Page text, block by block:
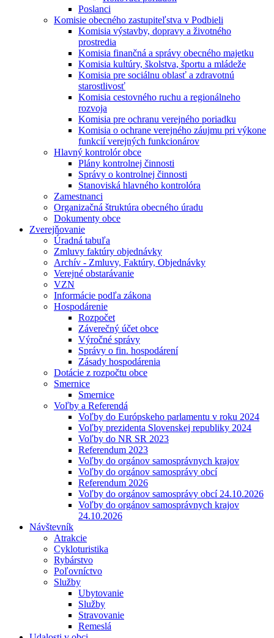
Poslanci
Komisie obecného zastupiteľstva v Podbieli
Komisia výstavby, dopravy a životného
prostredia
Komisia finančná a správy obecného majetku
Komisia kultúry, školstva, športu a mládeže
Komisia pre sociálnu oblasť a zdravotnú
starostlivosť
Komisia cestovného ruchu a regionálneho
rozvoja
Komisia pre ochranu verejného poriadku
Komisia o ochrane verejného záujmu pri výkone
funkcií verejných funkcionárov
Hlavný kontrolór obce
Plány kontrolnej činnosti
Správy o kontrolnej činnosti
Stanoviská hlavného kontrolóra
Zamestnanci
Organizačná štruktúra obecného úradu
Dokumenty obce
Zverejňovanie
Úradná tabuľa
Zmluvy faktúry objednávky
Archív - Zmluvy, Faktúry, Objednávky
Verejné obstarávanie
VZN
Informácie podľa zákona
Hospodárenie
Rozpočet
Záverečný účet obce
Výročné správy
Správy o fin. hospodárení
Zásady hospodárenia
Dotácie z rozpočtu obce
Smernice
Smernice
Voľby a Referendá
Voľby do Európskeho parlamentu v roku 2024
Voľby prezidenta Slovenskej republiky 2024
Voľby do NR SR 2023
Referendum 2023
Voľby do orgánov samosprávnych krajov
Voľby do orgánov samosprávy obcí
Referendum 2026
Voľby do orgánov samosprávy obcí 24.10.2026
Voľby do orgánov samosprávnych krajov
24.10.2026
Návštevník
Atrakcie
Cykloturistika
Rybárstvo
Poľovníctvo
Služby
Ubytovanie
Služby
Stravovanie
Remeslá